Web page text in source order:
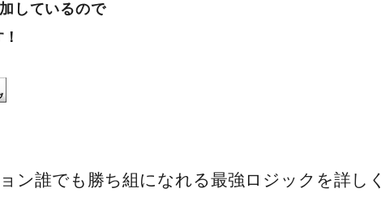
しているので
ン誰でも勝ち組になれる最強ロジックを詳しく